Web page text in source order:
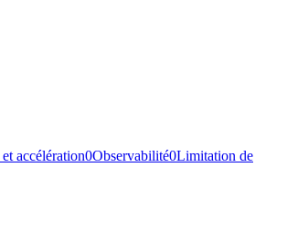
accélération0Observabilité0Limitation de